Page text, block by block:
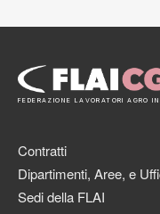
FEDERAZIONE LAVORATORI AGRO
Contratti
Dipartimenti, Aree, e
Sedi della FLAI